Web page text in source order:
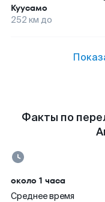
Куусамо
252 км до
Факты по
около 1 часа
Среднее время